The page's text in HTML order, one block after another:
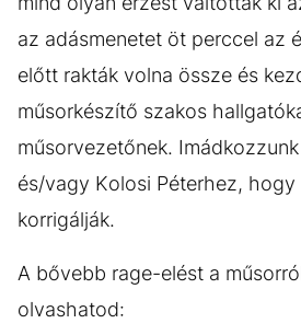
az adásmenetet öt perccel az
előtt rakták volna össze és
műsorkészítő szakos
műsorvezetőnek.
és/vagy Kolosi Péterhez,
korrigálják.
A bővebb rage-elést a
olvashatod: